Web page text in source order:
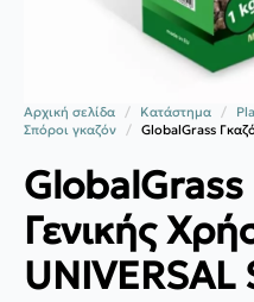
Αρχική σελίδα Κατάστημα
Σπόροι γκαζόν
GlobalGrass
GlobalGrass
Γενικής
UNIVERSAL